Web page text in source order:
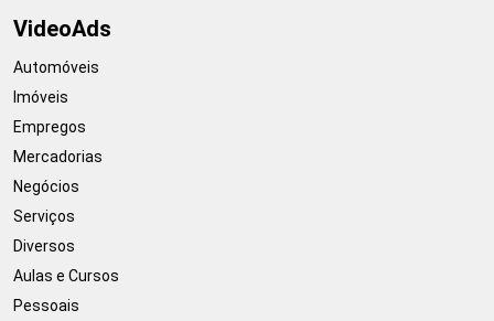
VideoAds
Automóveis
Imóveis
Empregos
Mercadorias
Negócios
Serviços
Diversos
Aulas e Cursos
Pessoais